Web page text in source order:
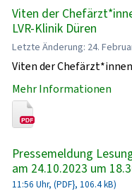
Viten der
LVR-Klinik Düren
Letzte Änderung: 24.
Viten der
Mehr Informationen
Pressemeldung
am 24.10.2023 um
11:56 Uhr, (PDF}, 106.4 kB)